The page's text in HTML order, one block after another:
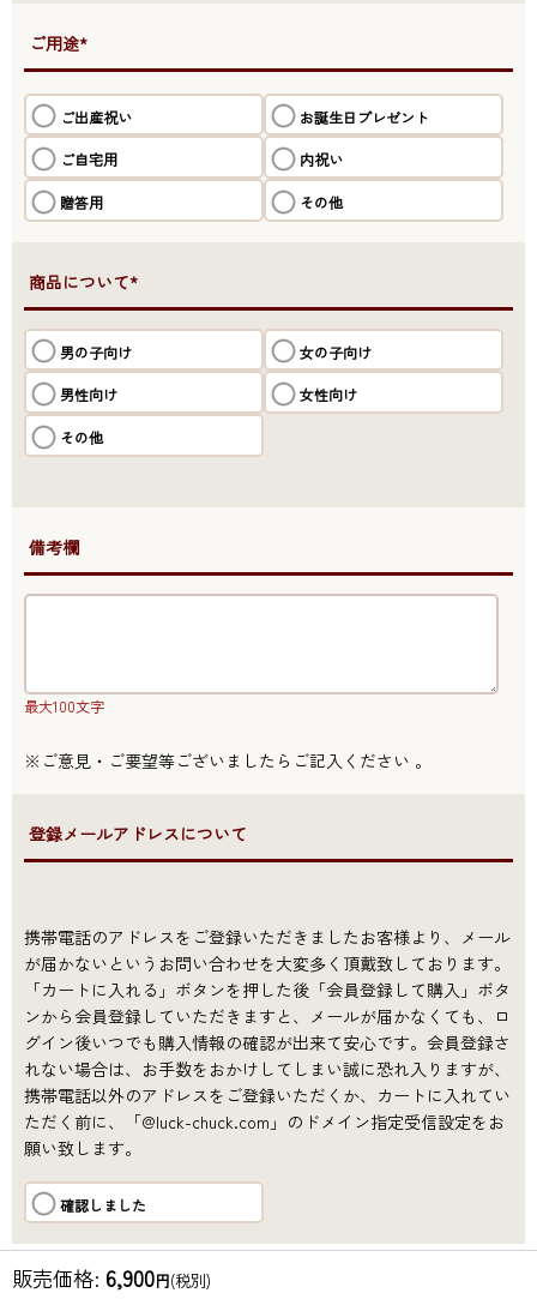
●ご用途*
ご出産祝い お誕生日プレゼント
ご自宅用 内祝い
贈答用 その他
●商品について*
男の子向け 女の子向け
男性向け 女性向け
その他
●備考欄
最大100文字
※ご意見・ご要望等ございましたらご記入ください 。
携帯電話のアドレスをご登録いただきましたお客様より、メール
が届かないというお問い合わせを大変多く頂戴致しております。
「カートに入れる」ボタンを押した後「会員登録して購入」ボタ
ンから会員登録していただきますと、メールが届かなくても、ロ
グイン後いつでも購入情報の確認が出来て安心です。会員登録さ
れない場合は、お手数をおかけしてしまい誠に恐れ入りますが、
携帯電話以外のアドレスをご登録いただくか、カートに入れてい
ただく前に、「@luck-chuck.com」のドメイン指定受信設定をお
願い致します。
●登録メールアドレスについて
確認しました
販売価格: 6,900円(税別)